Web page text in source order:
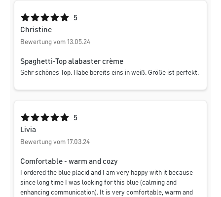
Durchschnittliche Bewertung von 5 von 5 Sternen
5
Christine
Bewertung vom 13.05.24
Spaghetti-Top alabaster crème
Sehr schönes Top. Habe bereits eins in weiß. Größe ist perfekt.
Durchschnittliche Bewertung von 5 von 5 Sternen
5
Livia
Bewertung vom 17.03.24
Comfortable - warm and cozy
I ordered the blue placid and I am very happy with it because
since long time I was looking for this blue (calming and
enhancing communication). It is very comfortable, warm and